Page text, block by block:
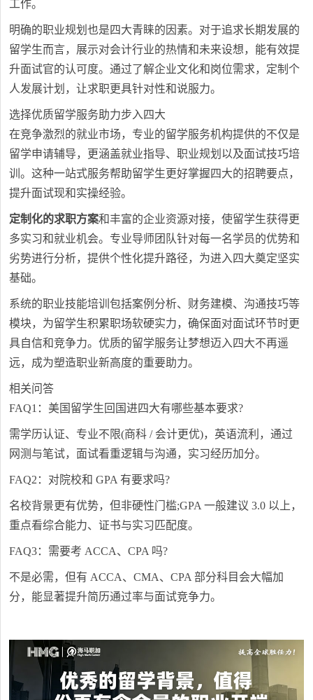
工作。
明确的职业规划也是四大青睐的因素。对于追求长期发展的
留学生而言，展示对会计行业的热情和未来设想，能有效提
升面试官的认可度。通过了解企业文化和岗位需求，定制个
人发展计划，让求职更具针对性和说服力。
选择优质留学服务助力步入四大
在竞争激烈的就业市场，专业的留学服务机构提供的不仅是
留学申请辅导，更涵盖就业指导、职业规划以及面试技巧培
训。这种一站式服务帮助留学生更好掌握四大的招聘要点，
提升面试现和实操经验。
定制化的求职方案和丰富的企业资源对接，使留学生获得更
多实习和就业机会。专业导师团队针对每一名学员的优势和
劣势进行分析，提供个性化提升路径，为进入四大奠定坚实
基础。
系统的职业技能培训包括案例分析、财务建模、沟通技巧等
模块，为留学生积累职场软硬实力，确保面对面试环节时更
具自信和竞争力。优质的留学服务让梦想迈入四大不再遥
远，成为塑造职业新高度的重要助力。
相关问答
FAQ1：美国留学生回国进四大有哪些基本要求?
需学历认证、专业不限(商科 / 会计更优)，英语流利，通过
网测与笔试，面试看重逻辑与沟通，实习经历加分。
FAQ2：对院校和 GPA 有要求吗?
名校背景更有优势，但非硬性门槛;GPA 一般建议 3.0 以上，
重点看综合能力、证书与实习匹配度。
FAQ3：需要考 ACCA、CPA 吗?
不是必需，但有 ACCA、CMA、CPA 部分科目会大幅加
分，能显著提升简历通过率与面试竞争力。